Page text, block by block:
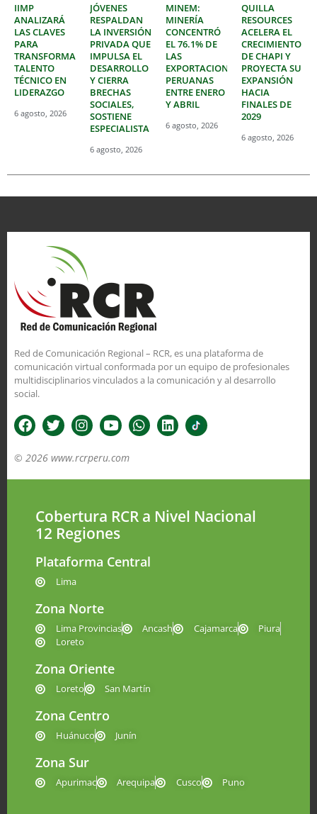
IIMP
ANALIZARÁ
LAS CLAVES
PARA
TRANSFORMAR
TALENTO
TÉCNICO EN
LIDERAZGO
6 agosto, 2026
JÓVENES
RESPALDAN
LA INVERSIÓN
PRIVADA QUE
IMPULSA EL
DESARROLLO
Y CIERRA
BRECHAS
SOCIALES,
SOSTIENE
ESPECIALISTA
6 agosto, 2026
MINEM:
MINERÍA
CONCENTRÓ
EL 76.1% DE
LAS
EXPORTACIONES
PERUANAS
ENTRE ENERO
Y ABRIL
6 agosto, 2026
QUILLA
RESOURCES
ACELERA EL
CRECIMIENTO
DE CHAPI Y
PROYECTA SU
EXPANSIÓN
HACIA
FINALES DE
2029
6 agosto, 2026
Red de Comunicación Regional – RCR, es una plataforma de
comunicación virtual conformada por un equipo de profesionales
multidisciplinarios vinculados a la comunicación y al desarrollo
social.
© 2026 www.rcrperu.com
Cobertura RCR a Nivel Nacional
12 Regiones
Plataforma Central
Lima
Zona Norte
Lima Provincias Ancash Cajamarca
Piura
Loreto
Zona Oriente
Loreto San Martín
Zona Centro
Huánuco Junín
Zona Sur
Apurimac Arequipa Cusco Puno